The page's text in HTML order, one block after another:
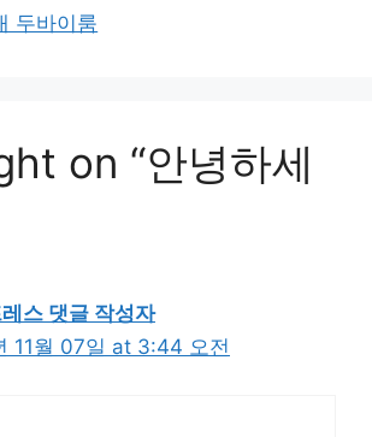
두바이룸
on “안녕하세
스 댓글 작성자
11월 07일 at 3:44 오전